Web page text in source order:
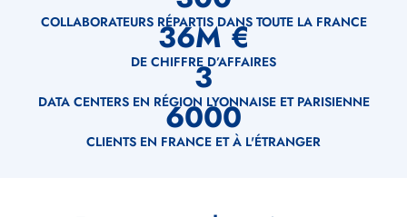
COLLABORATEURS RÉPARTIS DANS TOUTE LA FRANCE
36M €
DE CHIFFRE D’AFFAIRES
3
DATA CENTERS EN RÉGION LYONNAISE ET PARISIENNE
6000
CLIENTS EN FRANCE ET À L'ÉTRANGER